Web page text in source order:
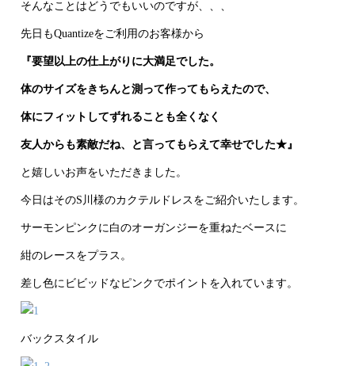
そんなことはどうでもいいのですが、、、
先日もQuantizeをご利用のお客様から
『要望以上の仕上がりに大満足でした。
体のサイズをきちんと測って作ってもらえたので、
体にフィットしてずれることも全くなく
友人からも素敵だね、と言ってもらえて幸せでした★』
と嬉しいお声をいただきました。
今日はそのS川様のカクテルドレスをご紹介いたします。
サーモンピンクに白のオーガンジーを重ねたベースに
紺のレースをプラス。
差し色にビビッドなピンクでポイントを入れています。
バックスタイル